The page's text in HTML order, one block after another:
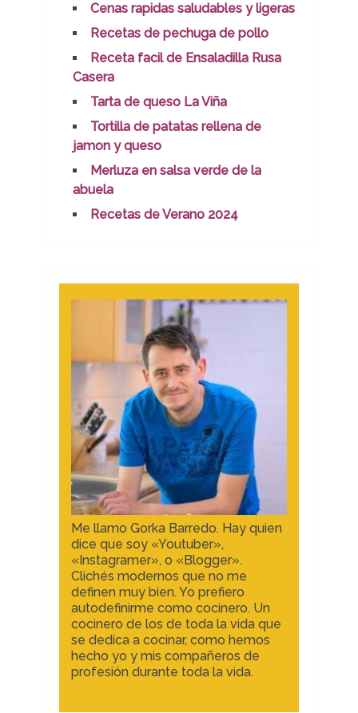
Cenas rapidas saludables y ligeras
Recetas de pechuga de pollo
Receta facil de Ensaladilla Rusa
Casera
Tarta de queso La Viña
Tortilla de patatas rellena de
jamon y queso
Merluza en salsa verde de la
abuela
Recetas de Verano 2024
Me llamo Gorka Barredo. Hay quien
dice que soy «Youtuber»,
«Instagramer», o «Blogger».
Clichés modernos que no me
definen muy bien. Yo prefiero
autodefinirme como cocinero. Un
cocinero de los de toda la vida que
se dedica a cocinar, como hemos
hecho yo y mis compañeros de
profesión durante toda la vida.